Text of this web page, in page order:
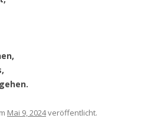
Mai 9, 2024veröffentlicht.